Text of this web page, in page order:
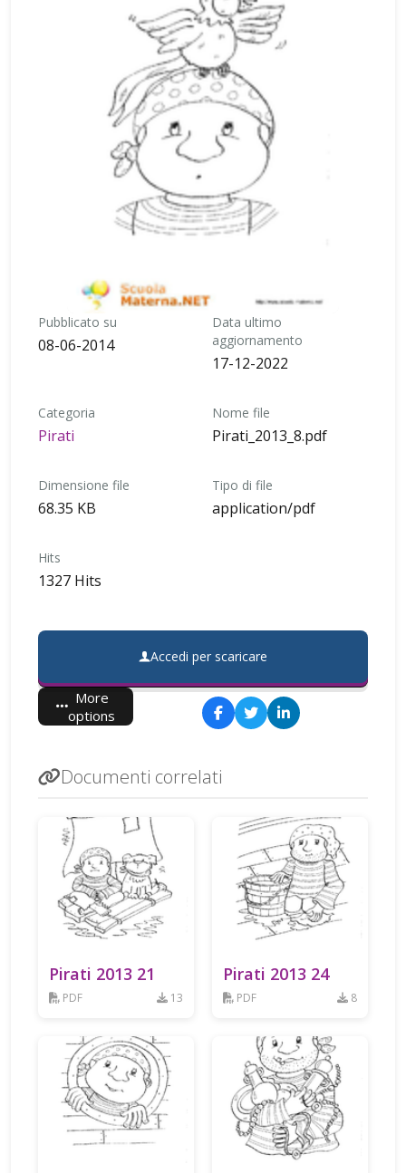
Pubblicato su
08-06-2014
Data ultimo
aggiornamento
17-12-2022
Categoria
Pirati
Nome file
Pirati_2013_8.pdf
Dimensione file
68.35 KB
Tipo di file
application/pdf
Hits
1327 Hits
Accedi per scaricare
More
options
Documenti correlati
Pirati 2013 21
PDF 13
Pirati 2013 24
PDF 8